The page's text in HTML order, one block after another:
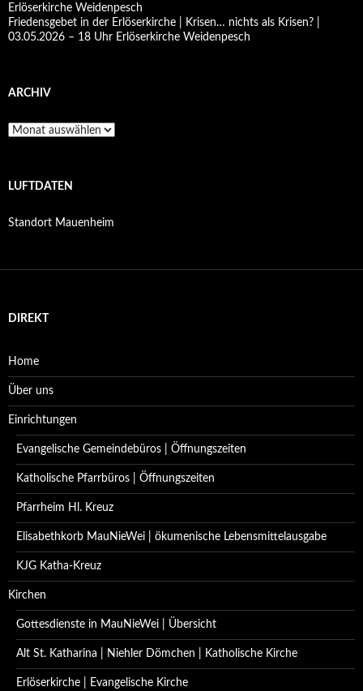
Erlöserkirche Weidenpesch
Friedensgebet in der Erlöserkirche | Krisen… nichts als Krisen? |
03.05.2026 – 18 Uhr Erlöserkirche Weidenpesch
ARCHIV
Archiv
LUFTDATEN
Standort Mauenheim
DIREKT
Home
Über uns
Einrichtungen
Evangelische Gemeindebüros | Öffnungszeiten
Katholische Pfarrbüros | Öffnungszeiten
Pfarrheim Hl. Kreuz
Elisabethkorb MauNieWei | ökumenische Lebensmittelausgabe
KJG Katha-Kreuz
Kirchen
Gottesdienste in MauNieWei | Übersicht
Alt St. Katharina | Niehler Dömchen | Katholische Kirche
Erlöserkirche | Evangelische Kirche